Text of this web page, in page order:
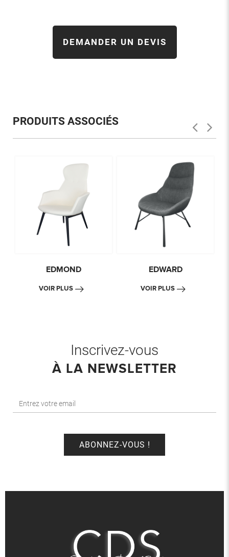
DEMANDER UN DEVIS
PRODUITS ASSOCIÉS
EDMOND
VOIR PLUS
EDWARD
VOIR PLUS
Inscrivez-vous
À LA NEWSLETTER